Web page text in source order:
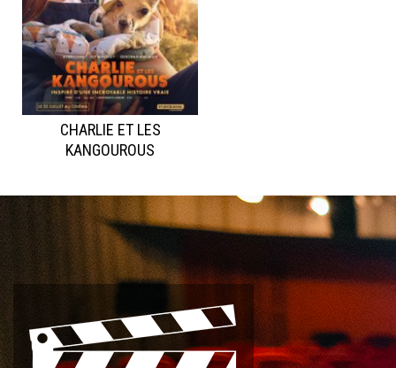
CHARLIE ET LES
KANGOUROUS